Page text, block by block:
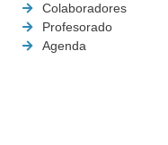
Colaboradores
Profesorado
Agenda